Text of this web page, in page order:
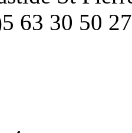
63 30 50 27